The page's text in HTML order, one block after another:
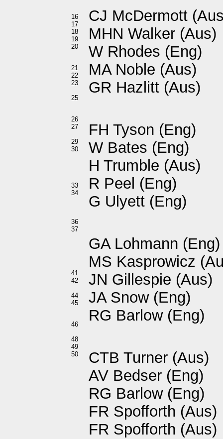
16
17
18
19
20
21
22
23
25
26
27
29
30
33
34
36
37
41
42
44
45
46
48
49
50
CJ McDermott
MHN Walker (Aus)
W Rhodes (Eng)
MA Noble (Aus)
GR Hazlitt (Aus)
FH Tyson (Eng)
W Bates (Eng)
H Trumble (Aus)
R Peel (Eng)
G Ulyett (Eng)
GA Lohmann (Eng)
MS Kasprowicz
JN Gillespie (Aus)
JA Snow (Eng)
RG Barlow (Eng)
CTB Turner (Aus)
AV Bedser (Eng)
RG Barlow (Eng)
FR Spofforth (Aus)
FR Spofforth (Aus)